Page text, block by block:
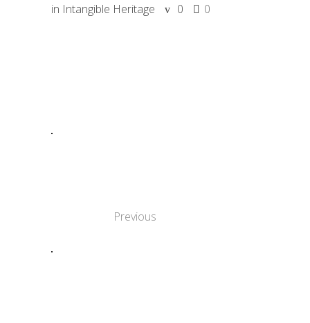
in Intangible Heritage 0 0
Previous